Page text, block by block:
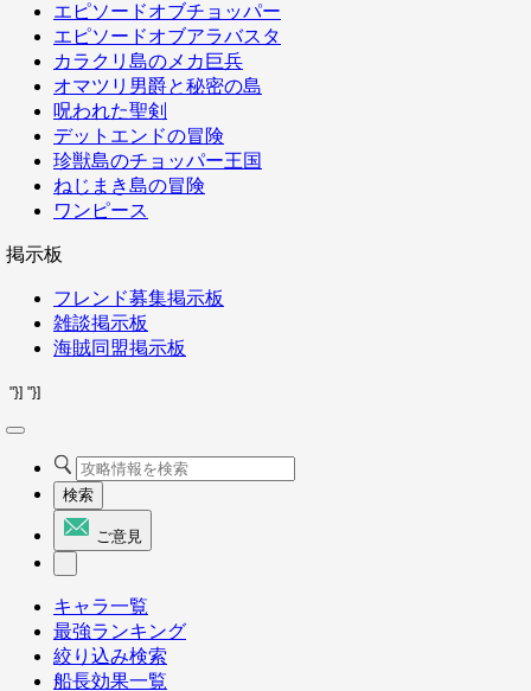
エピソードオブチョッパー
エピソードオブアラバスタ
カラクリ島のメカ巨兵
オマツリ男爵と秘密の島
呪われた聖剣
デットエンドの冒険
珍獣島のチョッパー王国
ねじまき島の冒険
ワンピース
掲示板
フレンド募集掲示板
雑談掲示板
海賊同盟掲示板
"}] "}]
検索
ご意見
キャラ一覧
最強ランキング
絞り込み検索
船長効果一覧